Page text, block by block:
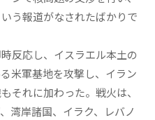
う報道がなされたばかりで
反応し、イスラエル本土の
米軍基地を攻撃し、イラン
それに加わった。戦火は、
湾岸諸国、イラク、レバノ